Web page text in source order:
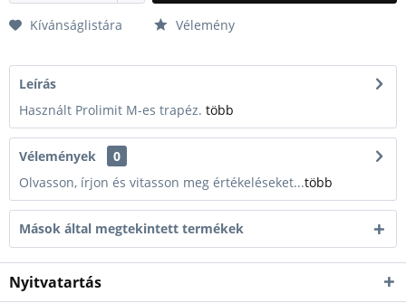
Kívánságlistára Vélemény
Leírás
Használt Prolimit M-es trapéz. több
Vélemények
0
Olvasson, írjon és vitasson meg értékeléseket...több
Mások által megtekintett termékek
Nyitvatartás